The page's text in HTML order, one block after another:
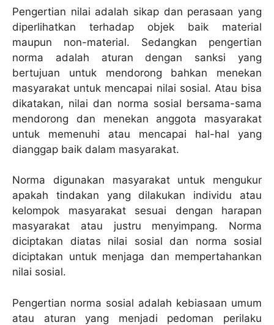
Pengertian nilai adalah sikap dan perasaan yang
diperlihatkan terhadap objek baik material
maupun non-material. Sedangkan pengertian
norma adalah aturan dengan sanksi yang
bertujuan untuk mendorong bahkan menekan
masyarakat untuk mencapai nilai sosial. Atau bisa
dikatakan, nilai dan norma sosial bersama-sama
mendorong dan menekan anggota masyarakat
untuk memenuhi atau mencapai hal-hal yang
dianggap baik dalam masyarakat.
Norma digunakan masyarakat untuk mengukur
apakah tindakan yang dilakukan individu atau
kelompok masyarakat sesuai dengan harapan
masyarakat atau justru menyimpang. Norma
diciptakan diatas nilai sosial dan norma sosial
diciptakan untuk menjaga dan mempertahankan
nilai sosial.
Pengertian norma sosial adalah kebiasaan umum
atau aturan yang menjadi pedoman perilaku